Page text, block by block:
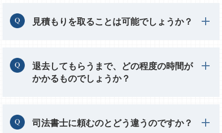
見積もりを取ることは可能でしょうか？
退去してもらうまで、どの程度の時間が
かかるものでしょうか？
司法書士に頼むのとどう違うのですか？